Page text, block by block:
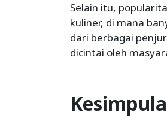
Selain itu,
kuliner, di mana
dari berbagai
dicintai oleh